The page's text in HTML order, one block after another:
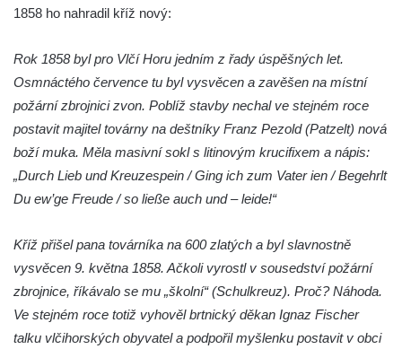
Údajný kříž na návsi v Kozlech
Kříž východně od Oparna u cesty na Lovoš
Centrální kříž bývalého hřbitova v Horním
Chlumu
Kříž jižně od Prysku
Neugebauerův kříž východně od Sloupu v
1858 ho nahradil kříž nový:
Rok 1858 byl pro Vlčí Horu jedním z řady úspěšných let.
Osmnáctého července tu byl vysvěcen a zavěšen na místní
požární zbrojnici zvon. Poblíž stavby nechal ve stejném roce
postavit majitel továrny na deštníky Franz Pezold (Patzelt) nová
boží muka. Měla masivní sokl s litinovým krucifixem a nápis:
„Durch Lieb und Kreuzespein / Ging ich zum Vater ien / Begehrlt
Du ew’ge Freude / so ließe auch und – leide!“
Kříž přišel pana továrníka na 600 zlatých a byl slavnostně
vysvěcen 9. května 1858. Ačkoli vyrostl v sousedství požární
zbrojnice, říkávalo se mu „školní“ (Schulkreuz). Proč? Náhoda.
Ve stejném roce totiž vyhověl brtnický děkan Ignaz Fischer
talku vlčihorských obyvatel a podpořil myšlenku postavit v obci